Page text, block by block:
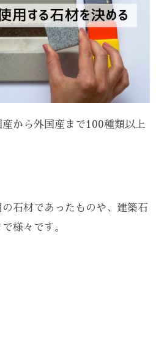
から外国産まで100種類以上
石材であったものや、建築石
様々です。